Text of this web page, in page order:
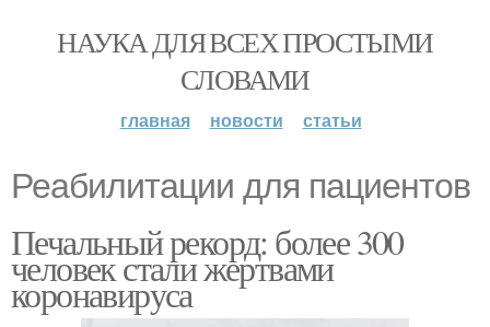
НАУКА ДЛЯ ВСЕХ ПРОСТЫМИ
СЛОВАМИ
главная новости статьи
Реабилитации для пациентов
Печальный рекорд: более 300
человек стали жертвами
коронавируса